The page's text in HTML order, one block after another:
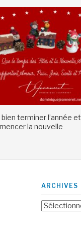
bien terminer l’année et
la nouvelle
ARCHIVES
Archives